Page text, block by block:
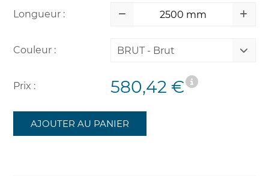
Longueur :
Couleur : BRUT - Brut
Prix : 580,42 €
AJOUTER AU PANIER